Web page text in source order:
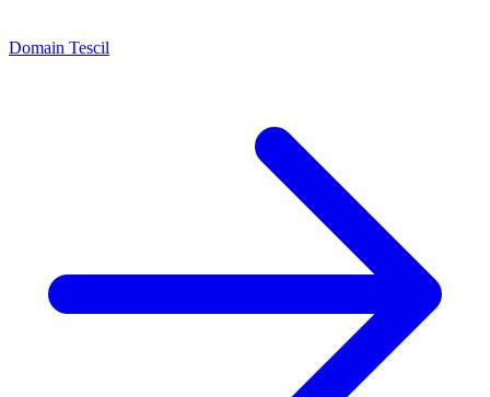
Domain Tescil